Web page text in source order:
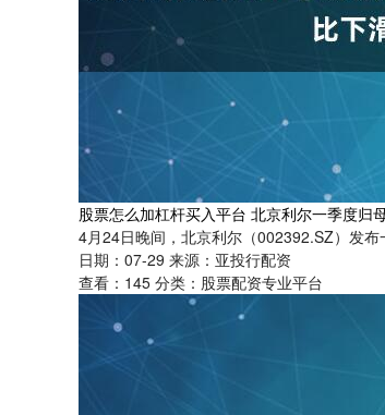
股票怎么加杠杆买入平台 北京利尔一季度归
4月24日晚间，北京利尔（002392.SZ）发
日期：07-29 来源：亚投行配资
查看： 145 分类： 股票配资专业平台